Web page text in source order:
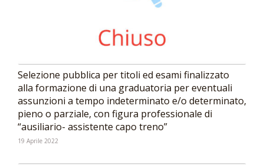
Selezione pubblica per titoli ed esami finalizzato
alla formazione di una graduatoria per eventuali
assunzioni a tempo indeterminato e/o determinato,
pieno o parziale, con figura professionale di
“ausiliario- assistente capo treno”
19 Aprile 2022